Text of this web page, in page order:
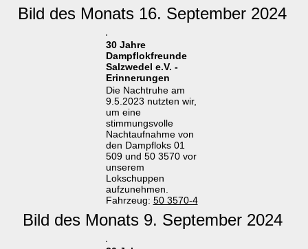
Bild des Monats 16. September 2024
30 Jahre
Dampflokfreunde
Salzwedel e.V. -
Erinnerungen
Die Nachtruhe am
9.5.2023 nutzten wir,
um eine
stimmungsvolle
Nachtaufnahme von
den Dampfloks 01
509 und 50 3570 vor
unserem
Lokschuppen
aufzunehmen.
Fahrzeug: 50 3570-4
Bild des Monats 9. September 2024